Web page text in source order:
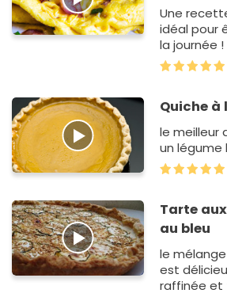
Une
idéal pour
la journée !
Quiche
le meilleur
un légume
Tarte
au bleu
le
est
raffinée et